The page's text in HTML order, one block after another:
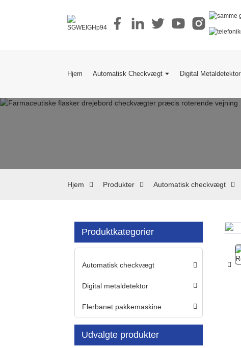
Hjem Automatisk Checkvægt Digital Metaldetektor
Hjem Produkter Automatisk checkvægt
Produktkategorier
Automatisk checkvægt
Digital metaldetektor
Flerbanet pakkemaskine
Udvalgte produkter
Loading...
Loading...